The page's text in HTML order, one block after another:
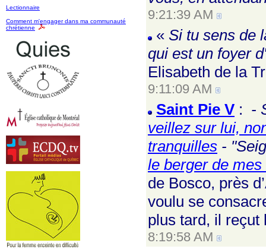
Lectionnaire
Comment m'engager dans ma communauté
chrétienne
9:21:39 AM
« Si tu sens de
qui est un foyer
Elisabeth de la
9:11:09 AM
Saint Pie V : -
veillez sur lui,
tranquilles -
le berger de
de Bosco, près
voulu se
plus tard, il reçut
8:19:58 AM